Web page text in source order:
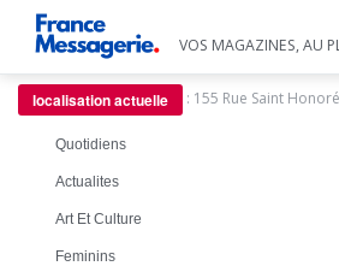
VOS MAGAZINES, AU
localisation actuelle : 155 Rue Saint
Quotidiens
Actualites
Art Et Culture
Feminins